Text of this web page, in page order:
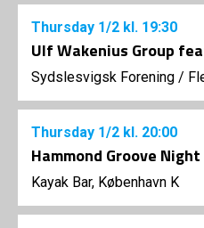
Thursday 1/2 kl. 19:30
Ulf Wakenius Group
Sydslesvigsk Forening /
Thursday 1/2 kl. 20:00
Hammond Groove Night
Kayak Bar, København K